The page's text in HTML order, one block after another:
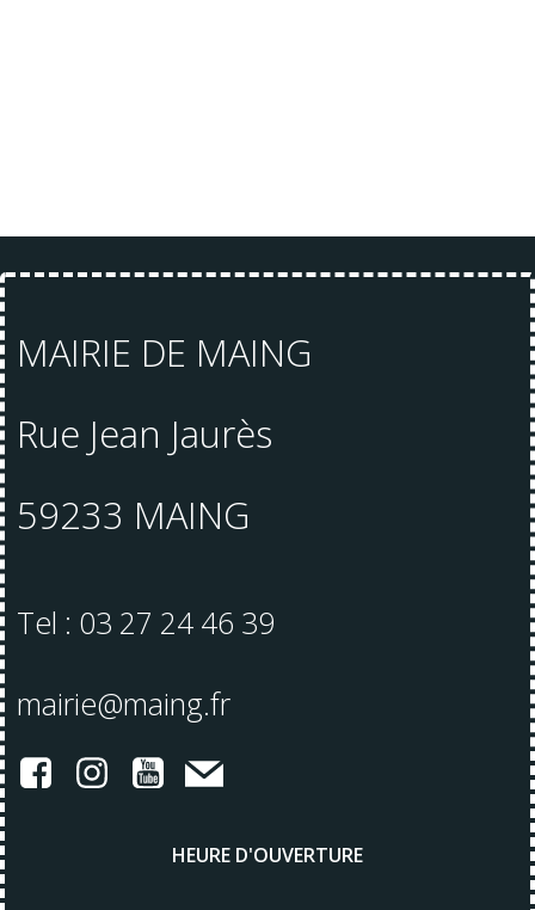
MAIRIE DE MAING
Rue Jean Jaurès
59233 MAING
Tel : 03 27 24 46 39
mairie@maing.fr
HEURE D'OUVERTURE